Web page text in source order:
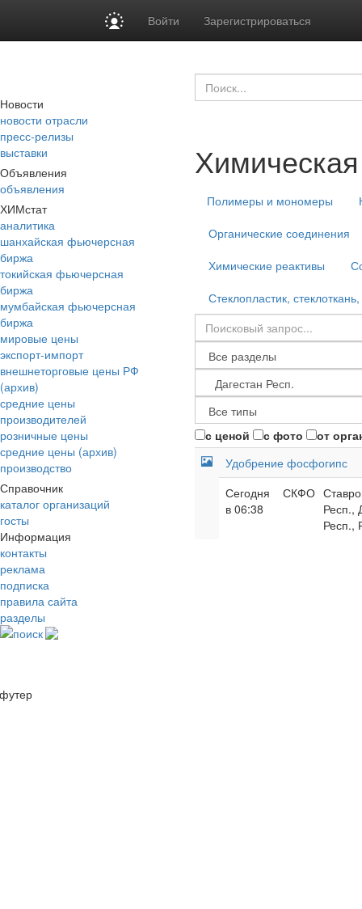
Войти Зарегистрироваться
Новости
новости отрасли
пресс-релизы
выставки
Объявления
объявления
ХИМстат
аналитика
шанхайская фьючерсная
биржа
токийская фьючерсная
биржа
мумбайская фьючерсная
биржа
мировые цены
экспорт-импорт
внешнеторговые цены РФ
(архив)
средние цены
производителей
розничные цены
средние цены (архив)
производство
Справочник
каталог организаций
госты
Информация
контакты
реклама
подписка
правила сайта
разделы
поиск
Полимеры и мономеры
Органические соединения
Химические реактивы
Стеклопластик,
с ценой с фото
от
Удобрение фосфогипс
Сегодня
в 06:38
СКФО
Респ.,
Респ.,
футер